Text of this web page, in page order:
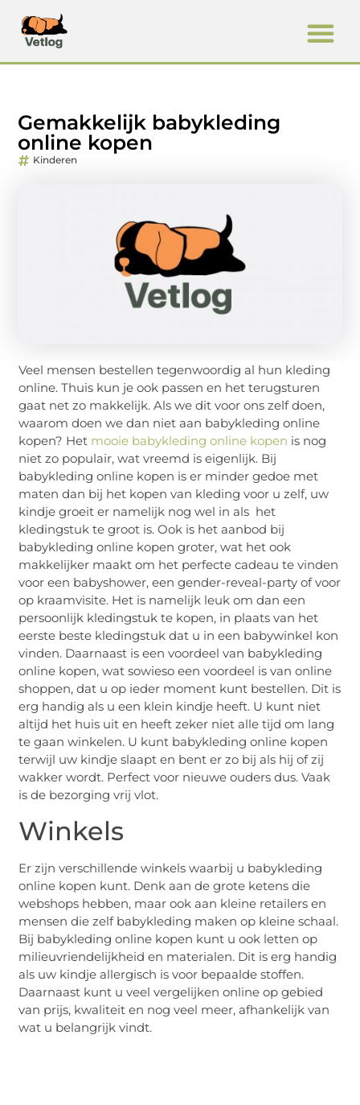
Gemakkelijk babykleding
online kopen
Kinderen
Veel mensen bestellen tegenwoordig al hun kleding
online. Thuis kun je ook passen en het terugsturen
gaat net zo makkelijk. Als we dit voor ons zelf doen,
waarom doen we dan niet aan babykleding online
kopen? Het mooie babykleding online kopen is nog
niet zo populair, wat vreemd is eigenlijk. Bij
babykleding online kopen is er minder gedoe met
maten dan bij het kopen van kleding voor u zelf, uw
kindje groeit er namelijk nog wel in als het
kledingstuk te groot is. Ook is het aanbod bij
babykleding online kopen groter, wat het ook
makkelijker maakt om het perfecte cadeau te vinden
voor een babyshower, een gender-reveal-party of voor
op kraamvisite. Het is namelijk leuk om dan een
persoonlijk kledingstuk te kopen, in plaats van het
eerste beste kledingstuk dat u in een babywinkel kon
vinden. Daarnaast is een voordeel van babykleding
online kopen, wat sowieso een voordeel is van online
shoppen, dat u op ieder moment kunt bestellen. Dit is
erg handig als u een klein kindje heeft. U kunt niet
altijd het huis uit en heeft zeker niet alle tijd om lang
te gaan winkelen. U kunt babykleding online kopen
terwijl uw kindje slaapt en bent er zo bij als hij of zij
wakker wordt. Perfect voor nieuwe ouders dus. Vaak
is de bezorging vrij vlot.
Winkels
Er zijn verschillende winkels waarbij u babykleding
online kopen kunt. Denk aan de grote ketens die
webshops hebben, maar ook aan kleine retailers en
mensen die zelf babykleding maken op kleine schaal.
Bij babykleding online kopen kunt u ook letten op
milieuvriendelijkheid en materialen. Dit is erg handig
als uw kindje allergisch is voor bepaalde stoffen.
Daarnaast kunt u veel vergelijken online op gebied
van prijs, kwaliteit en nog veel meer, afhankelijk van
wat u belangrijk vindt.